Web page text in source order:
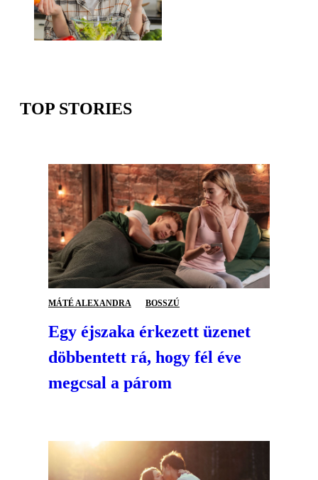
TOP STORIES
MÁTÉ ALEXANDRA BOSSZÚ
Egy éjszaka érkezett üzenet
döbbentett rá, hogy fél éve
megcsal a párom